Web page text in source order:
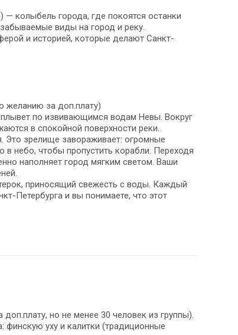
— колыбель города, где покоятся останки
виды на город и реку.
и историей, которые делают Санкт-
желанию за доп.плату)
плывет по извивающимся водам Невы. Вокруг
в спокойной поверхности реки.
Это зрелище завораживает: огромные
небо, чтобы пропустить корабли. Переходя
наполняет город мягким светом. Ваши
приносящий свежесть с воды. Каждый
Петербурга и вы понимаете, что этот
но не менее 30 человек из группы).
уху и калитки (традиционные